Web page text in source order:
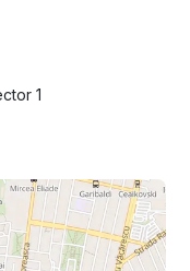
1